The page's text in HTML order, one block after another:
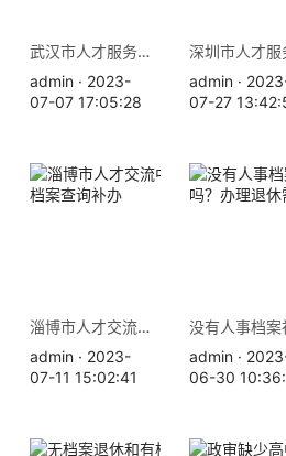
武汉市人才服务中心地址 档案查询补办
admin · 2023-
07-07 17:05:28
admin ·
07-27
淄博市人才交流中心地址 档案查询补办
admin · 2023-
07-11 15:02:41
admin ·
06-30